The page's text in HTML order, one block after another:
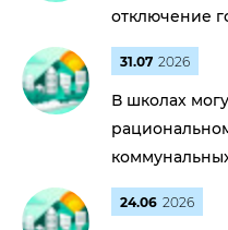
отключение
31.07 2026
В школах
24.06 2026